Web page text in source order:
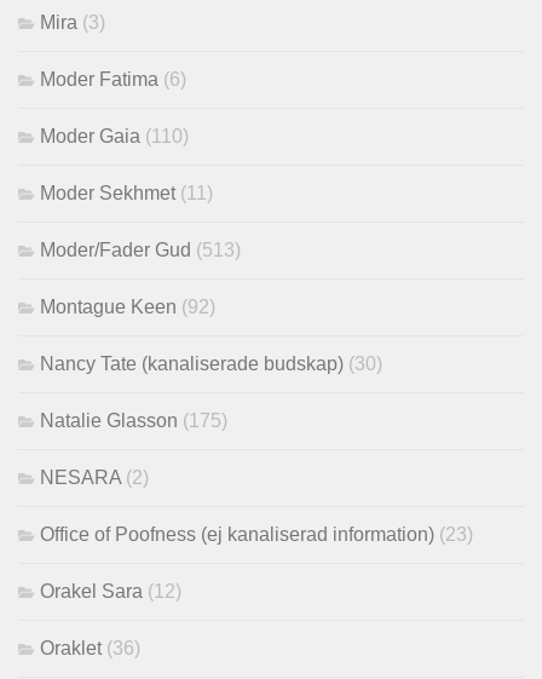
Mira (3)
Moder Fatima (6)
Moder Gaia (110)
Moder Sekhmet (11)
Moder/Fader Gud (513)
Montague Keen (92)
Nancy Tate (kanaliserade budskap) (30)
Natalie Glasson (175)
NESARA (2)
Office of Poofness (ej kanaliserad information) (23)
Orakel Sara (12)
Oraklet (36)